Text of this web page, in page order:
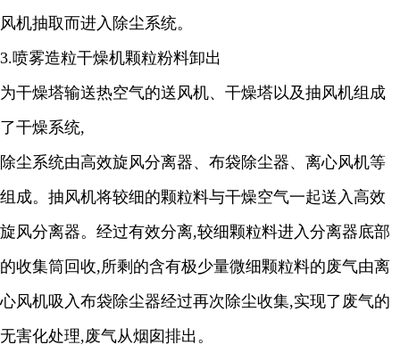
风机抽取而进入除尘系统。
3.喷雾造粒干燥机颗粒粉料卸出
为干燥塔输送热空气的送风机、干燥塔以及抽风机组成
了干燥系统,
除尘系统由高效旋风分离器、布袋除尘器、离心风机等
组成。抽风机将较细的颗粒料与干燥空气一起送入高效
旋风分离器。经过有效分离,较细颗粒料进入分离器底部
的收集筒回收,所剩的含有极少量微细颗粒料的废气由离
心风机吸入布袋除尘器经过再次除尘收集,实现了废气的
无害化处理,废气从烟囱排出。